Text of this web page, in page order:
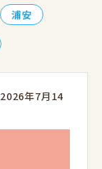
浦安
年7月14